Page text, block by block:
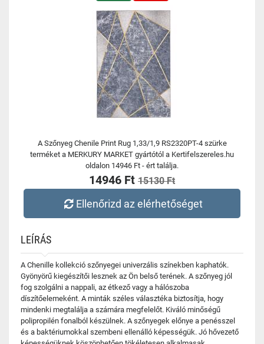
A Szőnyeg Chenile Print Rug 1,33/1,9 RS2320PT-4 szürke
terméket a MERKURY MARKET gyártótól a Kertifelszereles.hu
oldalon 14946 Ft - ért találja.
14946 Ft 15130 Ft
Ellenőrizd az elérhetőséget
LEÍRÁS
A Chenille kollekció szőnyegei univerzális színekben kaphatók.
Gyönyörű kiegészítői lesznek az Ön belső terének. A szőnyeg jól
fog szolgálni a nappali, az étkező vagy a hálószoba
díszítőelemeként. A minták széles választéka biztosítja, hogy
mindenki megtalálja a számára megfelelőt. Kiváló minőségű
polipropilén fonalból készülnek. A szőnyegek előnye a penésszel
és a baktériumokkal szembeni ellenálló képességük. Jó hővezető